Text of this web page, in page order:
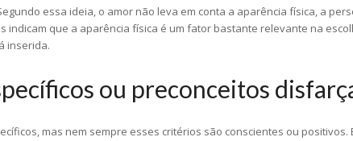
essa ideia, o amor não leva em conta a aparência física, a
que a aparência física é um fator bastante relevante na
inserida.
ou preconceitos
mas nem sempre esses critérios são conscientes ou